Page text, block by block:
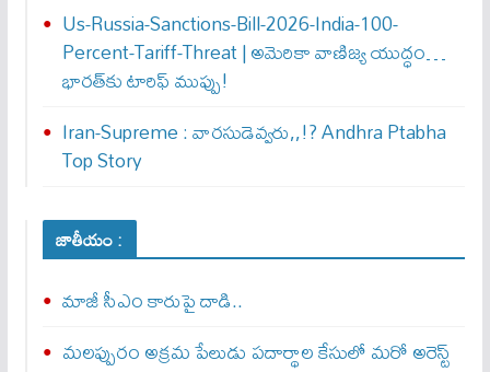
Us-Russia-Sanctions-Bill-2026-India-100-
Percent-Tariff-Threat | అమెరికా వాణిజ్య యుద్ధం…
భారత్‌కు టారిఫ్ ముప్పు!
Iran-Supreme : వార‌సుడెవ్వ‌రు,,!? Andhra Ptabha
Top Story
జాతీయం :
మాజీ సీఎం కారుపై దాడి..
మలప్పురం అక్రమ పేలుడు పదార్థాల కేసులో మరో అరెస్ట్‌